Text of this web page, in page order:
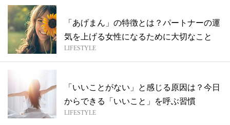
「あげまん」の特徴とは？パートナーの運
気を上げる女性になるために大切なこと
LIFESTYLE
「いいことがない」と感じる原因は？今日
からできる「いいこと」を呼ぶ習慣
LIFESTYLE